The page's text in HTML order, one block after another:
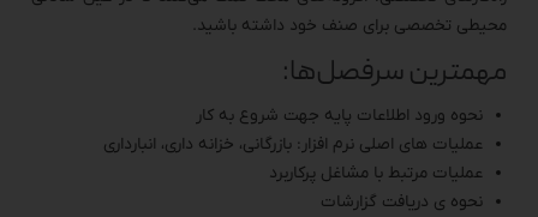
محیطی تخصصی برای صنف خود داشته باشید.
مهمترین سرفصل‌ها:
نحوه ورود اطلاعات پایه جهت شروع به کار
عملیات های اصلی نرم افزار: بازرگانی، خزانه داری، انبارداری
عملیات مرتبط با مشاغل پرکاربرد
نحوه ی دریافت گزارشات